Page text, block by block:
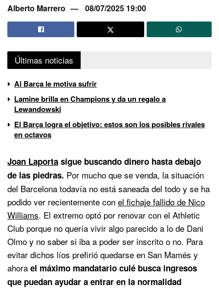
Alberto Marrero 08/07/2025 19:00
Últimas noticias
Al Barça le motiva sufrir
Lamine brilla en Champions y da un regalo a
Lewandowski
El Barça logra el objetivo: estos son los posibles rivales
en octavos
Joan Laporta sigue buscando dinero hasta debajo
de las piedras. Por mucho que se venda, la situación
del Barcelona todavía no está saneada del todo y se ha
podido ver recientemente con el fichaje fallido de Nico
Williams. El extremo optó por renovar con el Athletic
Club porque no quería vivir algo parecido a lo de Dani
Olmo y no saber si iba a poder ser inscrito o no. Para
evitar dichos líos prefirió quedarse en San Mamés y
ahora el máximo mandatario culé busca ingresos
que puedan ayudar a entrar en la normalidad